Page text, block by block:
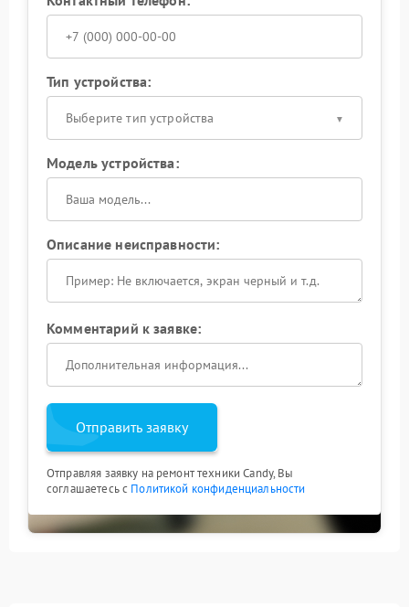
Тип устройства:
Выберите тип устройства
Модель устройства:
Описание неисправности:
Комментарий к заявке:
Отправить заявку
Отправляя заявку на ремонт техники Candy, Вы
соглашаетесь с Политикой конфиденциальности